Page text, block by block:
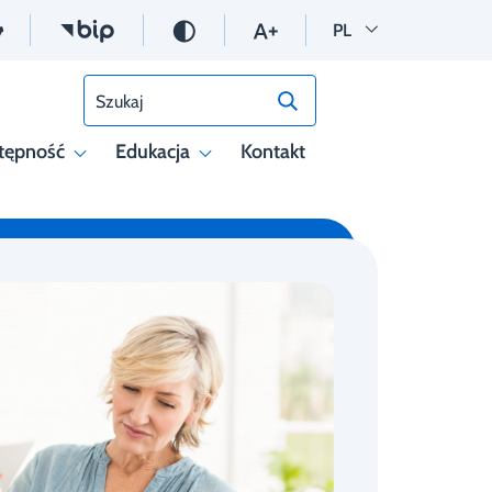
PL Wersja polska
Edukacja Kontakt
Szukaj